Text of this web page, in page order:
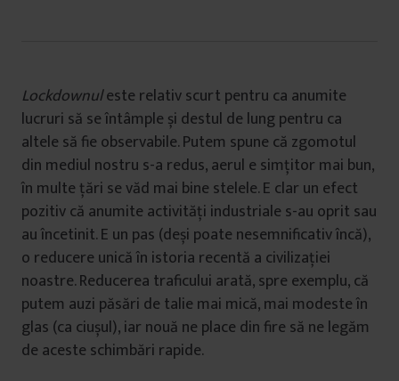
Lockdownuleste relativ scurt pentru ca anumite
lucruri să se întâmple și destul de lung pentru ca
altele să fie observabile. Putem spune că zgomotul
din mediul nostru s-a redus, aerul e simțitor mai bun,
în multe țări se văd mai bine stelele. E clar un efect
pozitiv că anumite activități industriale s-au oprit sau
au încetinit. E un pas (deși poate nesemnificativ încă),
o reducere unică în istoria recentă a civilizației
noastre. Reducerea traficului arată, spre exemplu, că
putem auzi păsări de talie mai mică, mai modeste în
glas (ca ciușul), iar nouă ne place din fire să ne legăm
de aceste schimbări rapide.